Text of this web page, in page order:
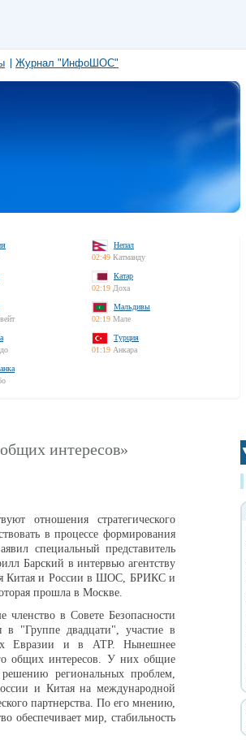
Журнал "ИнфоШОС"
Непал
02:49 Катманду
Катар
02:19 Доха
Мальдивы
02:19 Мале
Турция
01:19 Анкара
интересов»
отношения стратегического
в процессе формирования
специальный представитель
Барский в интервью агентству
Китая и России в ШОС, БРИКС и
прошла в Москве.
в Совете Безопасности
"Группе двадцати", участие в
Евразии и в АТР. Нынешнее
общих интересов. У них общие
региональных проблем,
и Китая на международной
партнерства. По его мнению,
обеспечивает мир, стабильность